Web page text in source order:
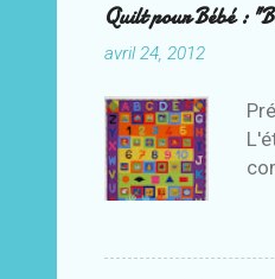
Quilt pour Bébé :
avril 24, 2012